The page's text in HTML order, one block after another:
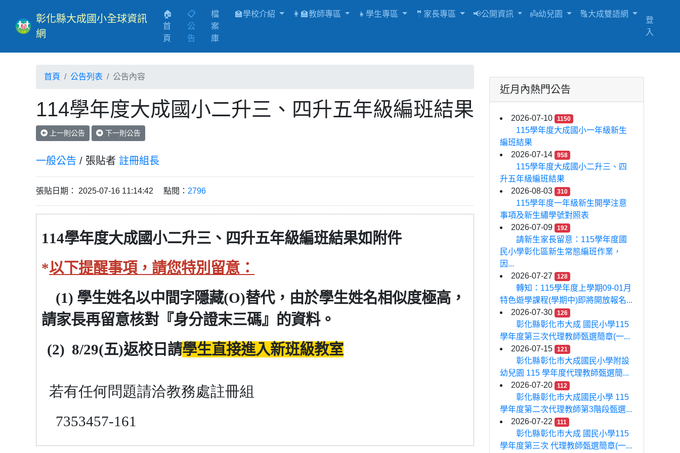
彰化縣大成國小全球資訊
網
🏠
首
頁 (current)
📋
公
告
檔
案
庫
🏫學校介紹 👩‍🏫教師專區 👧學生專區 🤵家長專區 📢公開資訊 👼幼兒園 🔠大成雙語網
登
入
首頁 公告列表 公告內容
114學年度大成國小二升三、四升五年級編班結果
上一則公告 下一則公告
一般公告 / 張貼者 註冊組長
張貼日期： 2025-07-16 11:14:42 點閱： 2796
114學年度大成國小二升三、四升五年級編班結果如附件
*以下提醒事項，請您特別留意：
(1) 學生姓名以中間字隱藏(O)替代，由於學生姓名相似度極高，
請家長再留意核對『身分證末三碼』的資料。
(2) 8/29(五)返校日請學生直接進入新班級教室
若有任何問題請洽教務處註冊組
7353457-161
近月內熱門公告
2026-07-10 1150
115學年度大成國小一年級新生
編班結果
2026-07-14
958
115學年度大成國小二升三、四
升五年級編班結果
2026-08-03
310
115學年度一年級新生開學注意
事項及新生繡學號對照表
2026-07-09
192
請新生家長留意：115學年度國
民小學彰化區新生常態編班作業，
因...
2026-07-27
128
轉知：115學年度上學期09-01月
特色遊學課程(學期中)即將開放報名...
2026-07-30
126
彰化縣彰化市大成 國民小學115
學年度第三次代理教師甄選簡章(一...
2026-07-15
121
彰化縣彰化市大成國民小學附設
幼兒園 115 學年度代理教師甄選簡...
2026-07-20
112
彰化縣彰化市大成國民小學 115
學年度第二次代理教師第3階段甄選...
2026-07-22
111
彰化縣彰化市大成 國民小學115
學年度第三次 代理教師甄選簡章(一...